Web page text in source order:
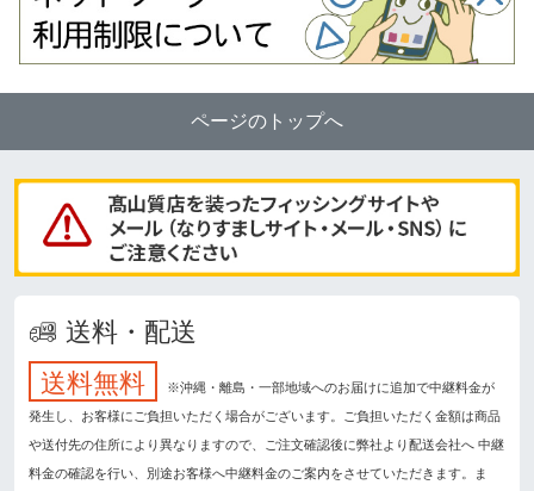
ページのトップへ
送料・配送
送料無料
※沖縄・離島・一部地域へのお届けに追加で中継料金が
発生し、お客様にご負担いただく場合がございます。ご負担いただく金額は商品
や送付先の住所により異なりますので、ご注文確認後に弊社より配送会社へ 中継
料金の確認を行い、別途お客様へ中継料金のご案内をさせていただきます。ま